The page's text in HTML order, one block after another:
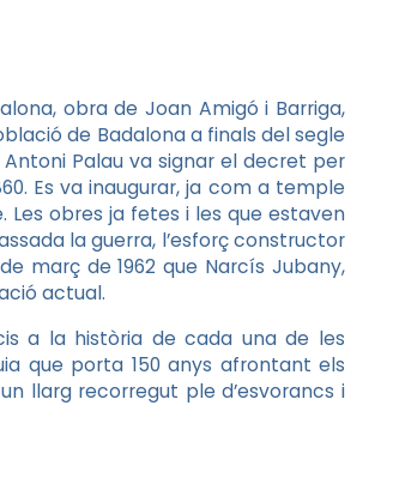
obra de Joan Amigó i Barriga,
de Badalona a finals del segle
Palau va signar el decret per
Es va inaugurar, ja com a temple
Les obres ja fetes i les que estaven
la guerra, l’esforç constructor
març de 1962 que Narcís Jubany,
actual.
a la història de cada una de les
que porta 150 anys afrontant els
llarg recorregut ple d’esvorancs i